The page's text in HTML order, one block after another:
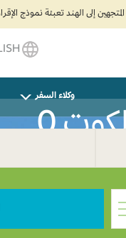
وكلاء السفر
0